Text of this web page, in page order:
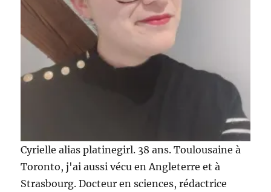
Cyrielle alias platinegirl. 38 ans. Toulousaine à
Toronto, j'ai aussi vécu en Angleterre et à
Strasbourg. Docteur en sciences, rédactrice